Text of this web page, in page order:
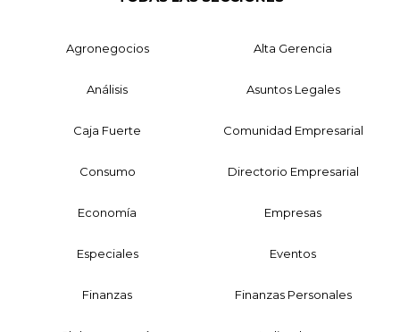
Agronegocios Alta Gerencia
Análisis Asuntos Legales
Caja Fuerte Comunidad Empresarial
Consumo Directorio Empresarial
Economía Empresas
Especiales Eventos
Finanzas Finanzas Personales